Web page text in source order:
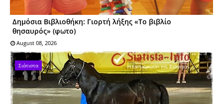
Δημόσια Βιβλιοθήκη: Γιορτή λήξης «Το βιβλίο
θησαυρός» (φωτο)
August 08, 2026
Σιάτιστα